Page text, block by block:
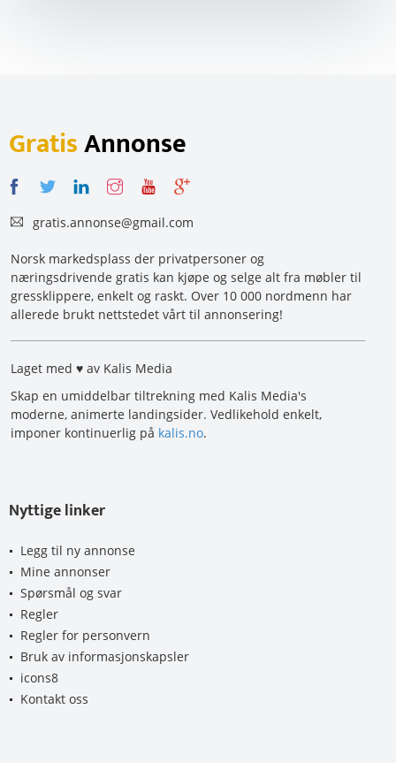
GratisAnnonse
gratis.annonse@gmail.com
Norsk markedsplass der privatpersoner og
næringsdrivende gratis kan kjøpe og selge alt fra møbler til
gressklippere, enkelt og raskt. Over 10 000 nordmenn har
allerede brukt nettstedet vårt til annonsering!
Laget med ♥ av Kalis Media
Skap en umiddelbar tiltrekning med Kalis Media's
moderne, animerte landingsider. Vedlikehold enkelt,
imponer kontinuerlig på kalis.no.
Nyttige linker
Legg til ny annonse
Mine annonser
Spørsmål og svar
Regler
Regler for personvern
Bruk av informasjonskapsler
icons8
Kontakt oss